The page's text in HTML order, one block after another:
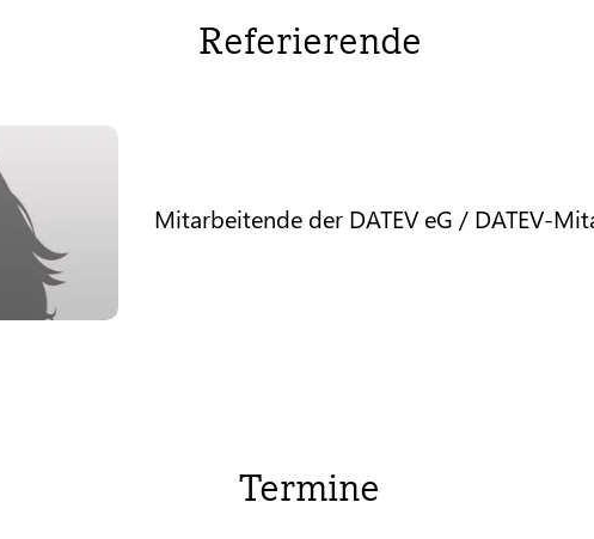
Referierende
Mitarbeitende der DATEV eG / DATEV-
Termine